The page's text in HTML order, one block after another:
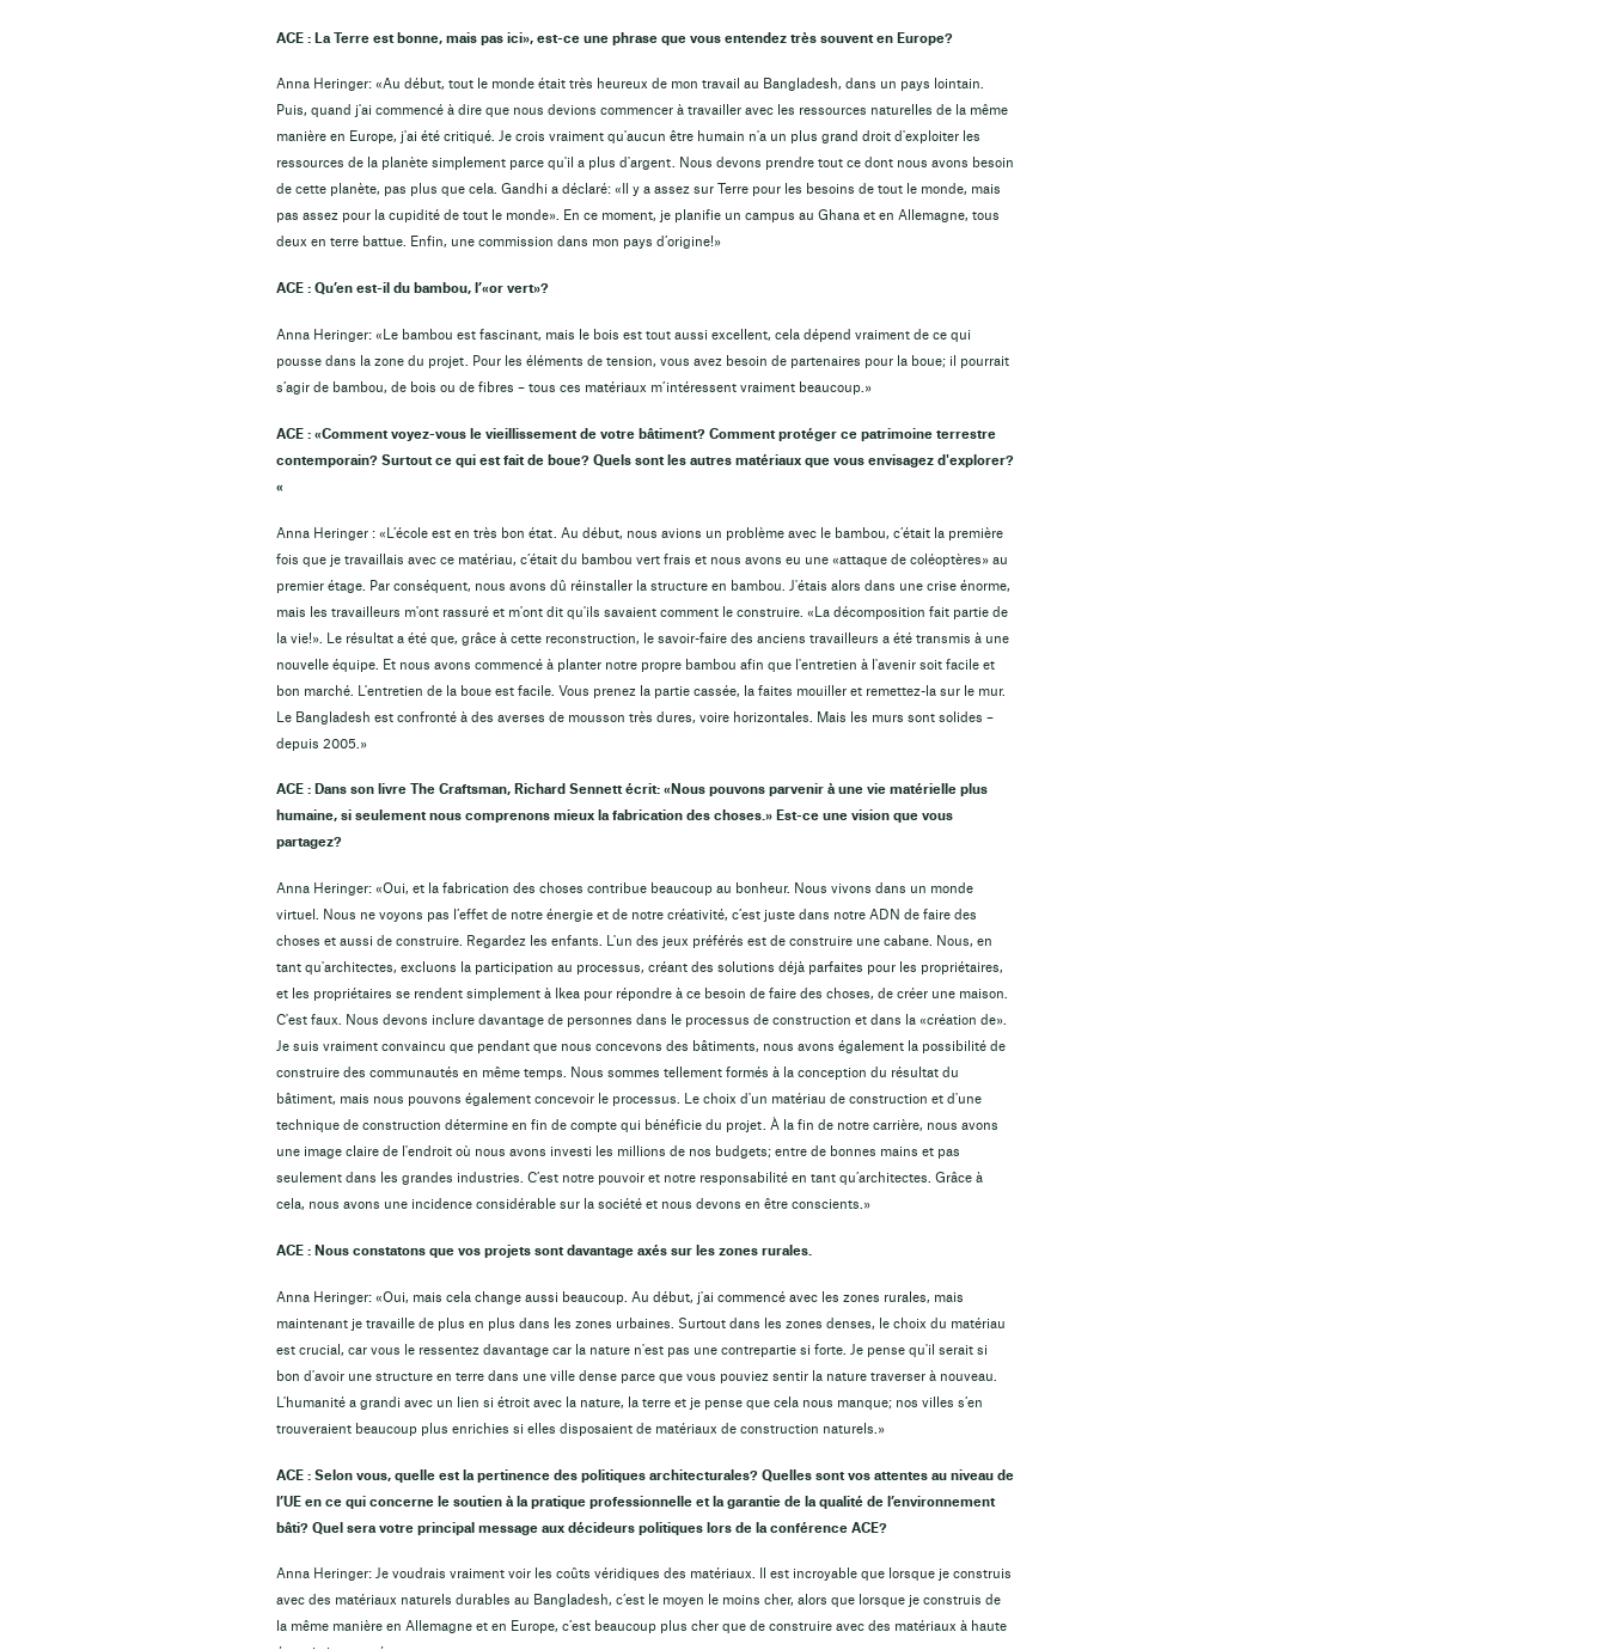
ACE : La Terre est bonne, mais pas ici», est-ce une phrase que vous entendez très souvent en Europe?
Anna Heringer: «Au début, tout le monde était très heureux de mon travail au Bangladesh, dans un pays lointain.
Puis, quand j'ai commencé à dire que nous devions commencer à travailler avec les ressources naturelles de la même
manière en Europe, j'ai été critiqué. Je crois vraiment qu'aucun être humain n'a un plus grand droit d'exploiter les
ressources de la planète simplement parce qu'il a plus d'argent. Nous devons prendre tout ce dont nous avons besoin
de cette planète, pas plus que cela. Gandhi a déclaré: «Il y a assez sur Terre pour les besoins de tout le monde, mais
pas assez pour la cupidité de tout le monde». En ce moment, je planifie un campus au Ghana et en Allemagne, tous
deux en terre battue. Enfin, une commission dans mon pays d’origine!»
ACE : Qu’en est-il du bambou, l’«or vert»?
Anna Heringer: «Le bambou est fascinant, mais le bois est tout aussi excellent, cela dépend vraiment de ce qui
pousse dans la zone du projet. Pour les éléments de tension, vous avez besoin de partenaires pour la boue; il pourrait
s’agir de bambou, de bois ou de fibres – tous ces matériaux m’intéressent vraiment beaucoup.»
ACE : «Comment voyez-vous le vieillissement de votre bâtiment? Comment protéger ce patrimoine terrestre
contemporain? Surtout ce qui est fait de boue? Quels sont les autres matériaux que vous envisagez d'explorer?
«
Anna Heringer : «L’école est en très bon état. Au début, nous avions un problème avec le bambou, c’était la première
fois que je travaillais avec ce matériau, c’était du bambou vert frais et nous avons eu une «attaque de coléoptères» au
premier étage. Par conséquent, nous avons dû réinstaller la structure en bambou. J'étais alors dans une crise énorme,
mais les travailleurs m'ont rassuré et m'ont dit qu'ils savaient comment le construire. «La décomposition fait partie de
la vie!». Le résultat a été que, grâce à cette reconstruction, le savoir-faire des anciens travailleurs a été transmis à une
nouvelle équipe. Et nous avons commencé à planter notre propre bambou afin que l'entretien à l'avenir soit facile et
bon marché. L'entretien de la boue est facile. Vous prenez la partie cassée, la faites mouiller et remettez-la sur le mur.
Le Bangladesh est confronté à des averses de mousson très dures, voire horizontales. Mais les murs sont solides –
depuis 2005.»
ACE : Dans son livre The Craftsman, Richard Sennett écrit: «Nous pouvons parvenir à une vie matérielle plus
humaine, si seulement nous comprenons mieux la fabrication des choses.» Est-ce une vision que vous
partagez?
Anna Heringer: «Oui, et la fabrication des choses contribue beaucoup au bonheur. Nous vivons dans un monde
virtuel. Nous ne voyons pas l’effet de notre énergie et de notre créativité, c’est juste dans notre ADN de faire des
choses et aussi de construire. Regardez les enfants. L'un des jeux préférés est de construire une cabane. Nous, en
tant qu'architectes, excluons la participation au processus, créant des solutions déjà parfaites pour les propriétaires,
et les propriétaires se rendent simplement à Ikea pour répondre à ce besoin de faire des choses, de créer une maison.
C'est faux. Nous devons inclure davantage de personnes dans le processus de construction et dans la «création de».
Je suis vraiment convaincu que pendant que nous concevons des bâtiments, nous avons également la possibilité de
construire des communautés en même temps. Nous sommes tellement formés à la conception du résultat du
bâtiment, mais nous pouvons également concevoir le processus. Le choix d'un matériau de construction et d'une
technique de construction détermine en fin de compte qui bénéficie du projet. À la fin de notre carrière, nous avons
une image claire de l'endroit où nous avons investi les millions de nos budgets; entre de bonnes mains et pas
seulement dans les grandes industries. C’est notre pouvoir et notre responsabilité en tant qu’architectes. Grâce à
cela, nous avons une incidence considérable sur la société et nous devons en être conscients.»
ACE : Nous constatons que vos projets sont davantage axés sur les zones rurales.
Anna Heringer: «Oui, mais cela change aussi beaucoup. Au début, j'ai commencé avec les zones rurales, mais
maintenant je travaille de plus en plus dans les zones urbaines. Surtout dans les zones denses, le choix du matériau
est crucial, car vous le ressentez davantage car la nature n'est pas une contrepartie si forte. Je pense qu'il serait si
bon d'avoir une structure en terre dans une ville dense parce que vous pouviez sentir la nature traverser à nouveau.
L'humanité a grandi avec un lien si étroit avec la nature, la terre et je pense que cela nous manque; nos villes s’en
trouveraient beaucoup plus enrichies si elles disposaient de matériaux de construction naturels.»
ACE : Selon vous, quelle est la pertinence des politiques architecturales? Quelles sont vos attentes au niveau de
l’UE en ce qui concerne le soutien à la pratique professionnelle et la garantie de la qualité de l’environnement
bâti? Quel sera votre principal message aux décideurs politiques lors de la conférence ACE?
Anna Heringer: Je voudrais vraiment voir les coûts véridiques des matériaux. Il est incroyable que lorsque je construis
avec des matériaux naturels durables au Bangladesh, c’est le moyen le moins cher, alors que lorsque je construis de
la même manière en Allemagne et en Europe, c’est beaucoup plus cher que de construire avec des matériaux à haute